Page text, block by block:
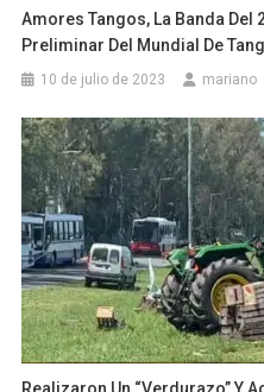
Amores Tangos, La Banda Del
Preliminar Del Mundial De
10 de julio de 2023 mariano